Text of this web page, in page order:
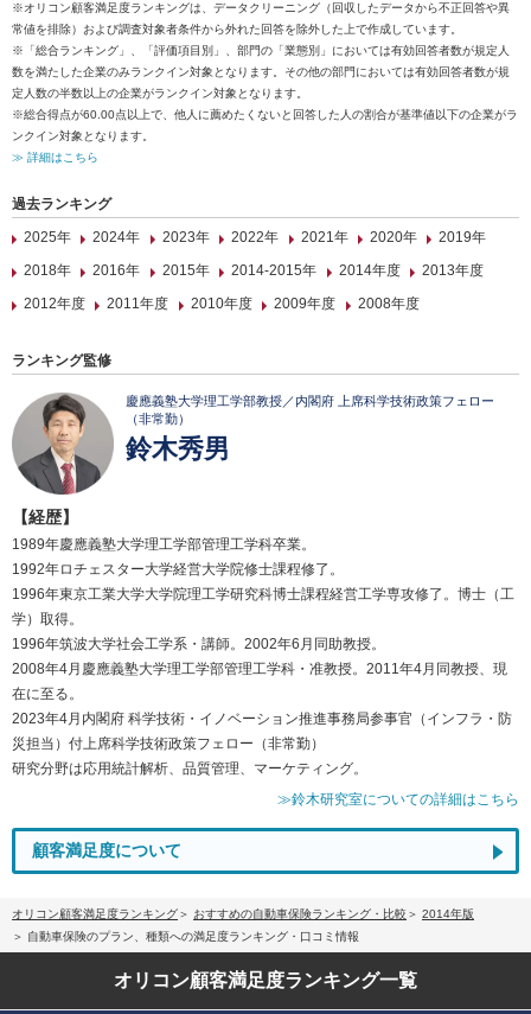
※オリコン顧客満足度ランキングは、データクリーニング（回収したデータから不正回答や異
常値を排除）および調査対象者条件から外れた回答を除外した上で作成しています。
※「総合ランキング」、「評価項目別」、部門の「業態別」においては有効回答者数が規定人
数を満たした企業のみランクイン対象となります。その他の部門においては有効回答者数が規
定人数の半数以上の企業がランクイン対象となります。
※総合得点が60.00点以上で、他人に薦めたくないと回答した人の割合が基準値以下の企業がラ
ンクイン対象となります。
≫ 詳細はこちら
過去ランキング
2025年
2024年 2023年 2022年 2021年 2020年
2019年
2018年
2016年 2015年 2014-2015年 2014年度
2013年度
2012年度
2011年度 2010年度 2009年度 2008年度
ランキング監修
慶應義塾大学理工学部教授／内閣府 上席科学技術政策フェロー
（非常勤）
鈴木秀男
【経歴】
1989年慶應義塾大学理工学部管理工学科卒業。
1992年ロチェスター大学経営大学院修士課程修了。
1996年東京工業大学大学院理工学研究科博士課程経営工学専攻修了。博士（工
学）取得。
1996年筑波大学社会工学系・講師。2002年6月同助教授。
2008年4月慶應義塾大学理工学部管理工学科・准教授。2011年4月同教授、現
在に至る。
2023年4月内閣府 科学技術・イノベーション推進事務局参事官（インフラ・防
災担当）付上席科学技術政策フェロー（非常勤）
研究分野は応用統計解析、品質管理、マーケティング。
≫鈴木研究室についての詳細はこちら
顧客満足度について
オリコン顧客満足度ランキング おすすめの自動車保険ランキング・比較
2014年版
自動車保険のプラン、種類への満足度ランキング・口コミ情報
オリコン顧客満足度ランキング一覧